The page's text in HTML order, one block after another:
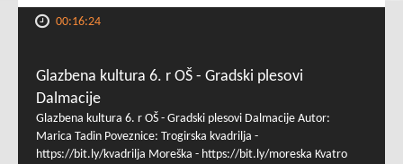
00:16:24
Glazbena kultura 6. r OŠ - Gradski plesovi
Dalmacije
Glazbena kultura 6. r OŠ - Gradski plesovi Dalmacije Autor:
Marica Tadin Poveznice: Trogirska kvadrilja -
https://bit.ly/kvadrilja Moreška - https://bit.ly/moreska Kvatro